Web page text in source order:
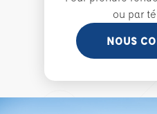
ou par
NOUS